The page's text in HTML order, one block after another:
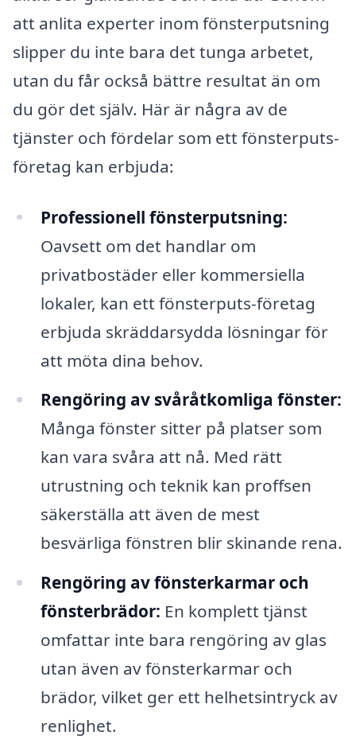
att anlita experter inom fönsterputsning
slipper du inte bara det tunga arbetet,
utan du får också bättre resultat än om
du gör det själv. Här är några av de
tjänster och fördelar som ett fönsterputs-
företag kan erbjuda:
Professionell fönsterputsning:
Oavsett om det handlar om
privatbostäder eller kommersiella
lokaler, kan ett fönsterputs-företag
erbjuda skräddarsydda lösningar för
att möta dina behov.
Rengöring av svåråtkomliga fönster:
Många fönster sitter på platser som
kan vara svåra att nå. Med rätt
utrustning och teknik kan proffsen
säkerställa att även de mest
besvärliga fönstren blir skinande rena.
Rengöring av fönsterkarmar och
fönsterbrädor: En komplett tjänst
omfattar inte bara rengöring av glas
utan även av fönsterkarmar och
brädor, vilket ger ett helhetsintryck av
renlighet.